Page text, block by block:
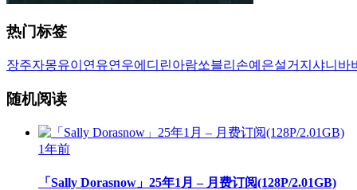
热门标签
장주자몽유이 연유연우에디린아람쏘블리 손예은설거지 샤니 바
随机阅读
1年前
「Sally Dorasnow」25年1月 – 月费订阅(128P/2.01GB)